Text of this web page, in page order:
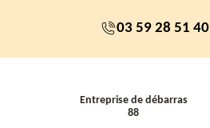
03 59 28 51 40
Entreprise de débarras
88